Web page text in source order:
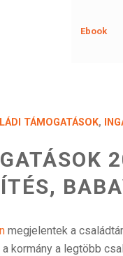
Ebook
TÁMOGATÁSOK,
megjelentek a
kormány a legtöbb